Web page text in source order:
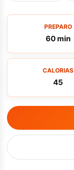
PREPARO
60 min
CALORIAS
45